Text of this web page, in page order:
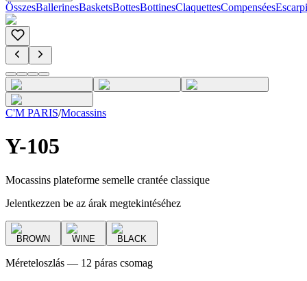
ÖsszesBallerinesBasketsBottesBottinesClaquettesCompensées
C'M PARIS/Mocassins
Y-105
Mocassins plateforme semelle crantée classique
Jelentkezzen be az árak megtekintéséhez
BROWN WINE BLACK
Méreteloszlás — 12 páras csomag